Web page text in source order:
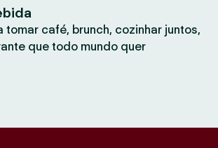
tomar café, brunch, cozinhar juntos,
que todo mundo quer